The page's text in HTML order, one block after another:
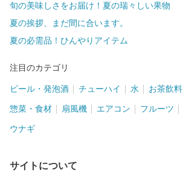
旬の美味しさをお届け！夏の瑞々しい果物
夏の挨拶、まだ間に合います。
夏の必需品！ひんやりアイテム
注目のカテゴリ
ビール・発泡酒 チューハイ 水 お茶飲料
惣菜・食材 扇風機 エアコン フルーツ
ウナギ
サイトについて